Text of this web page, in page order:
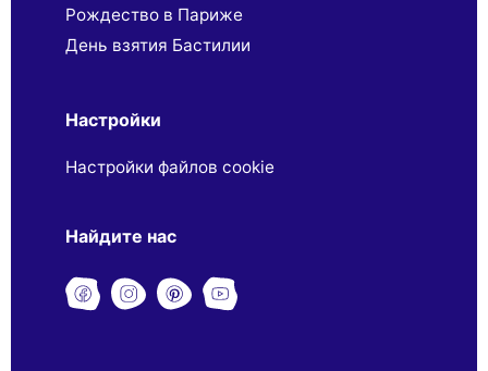
Рождество в Париже
День взятия Бастилии
Настройки
Настройки файлов cookie
Найдите нас